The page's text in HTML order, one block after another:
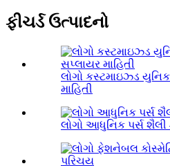
ફીચર્ડ ઉત્પાદનો
લોગો કસ્ટમાઇઝ્ડ
માહિતી
લોગો આધુનિક પર્સ શૈલી